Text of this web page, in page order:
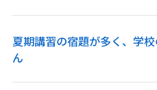
夏期講習の宿題が多く、学
ん